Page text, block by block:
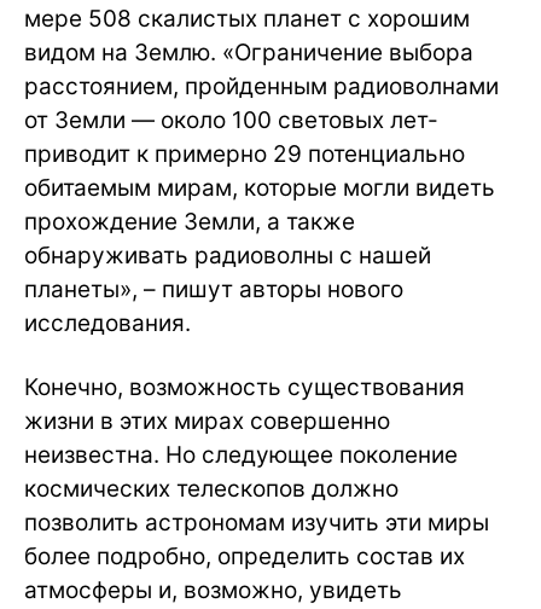
мере 508 скалистых планет с хорошим
видом на Землю. «Ограничение выбора
расстоянием, пройденным радиоволнами
от Земли — около 100 световых лет-
приводит к примерно 29 потенциально
обитаемым мирам, которые могли видеть
прохождение Земли, а также
обнаруживать радиоволны с нашей
планеты», – пишут авторы нового
исследования.
Конечно, возможность существования
жизни в этих мирах совершенно
неизвестна. Но следующее поколение
космических телескопов должно
позволить астрономам изучить эти миры
более подробно, определить состав их
атмосферы и, возможно, увидеть